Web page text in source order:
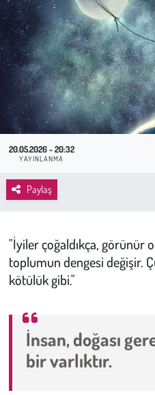
20.05.2026 - 20:32
YAYINLANMA
Paylaş
"İyiler çoğaldıkça, görünür
toplumun dengesi değişir.
kötülük gibi."
İnsan, doğası
bir varlıktır.
Sağlık
Kadın
Emek
Spor
Çocuk
Kültür Sanat
İnsan Hakları
Çevre